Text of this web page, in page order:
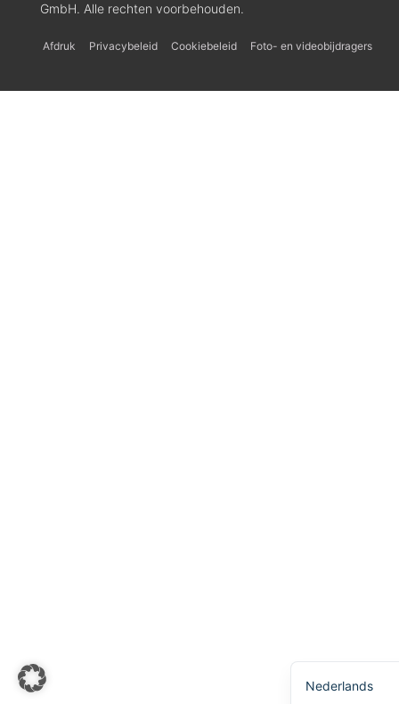
GmbH. Alle rechten voorbehouden.
Afdruk Privacybeleid Cookiebeleid Foto- en videobijdragers
Nederlands